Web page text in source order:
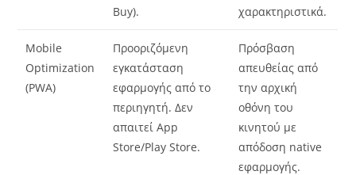
Buy).
χαρακτηριστικά.
Mobile
Optimization
(PWA)
Προοριζόμενη
εγκατάσταση
εφαρμογής από το
περιηγητή. Δεν
απαιτεί App
Store/Play Store.
Πρόσβαση
απευθείας από
την αρχική
οθόνη του
κινητού με
απόδοση native
εφαρμογής.